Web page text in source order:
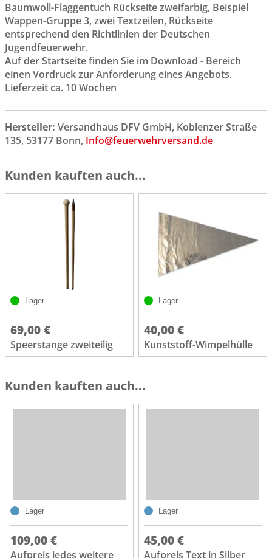
Baumwoll-Flaggentuch Rückseite zweifarbig, Beispiel
Wappen-Gruppe 3, zwei Textzeilen, Rückseite
entsprechend den Richtlinien der Deutschen
Jugendfeuerwehr.
Auf der Startseite finden Sie im Download - Bereich
einen Vordruck zur Anforderung eines Angebots.
Lieferzeit ca. 10 Wochen
Hersteller: Versandhaus DFV GmbH, Koblenzer Straße
135, 53177 Bonn, Info@feuerwehrversand.de
Kunden kauften auch...
Lager
69,00 €
Speerstange zweiteilig
Lager
40,00 €
Kunststoff-Wimpelhülle
Kunden kauften auch...
Lager
109,00 €
Aufpreis jedes weitere
Lager
45,00 €
Aufpreis Text in Silber